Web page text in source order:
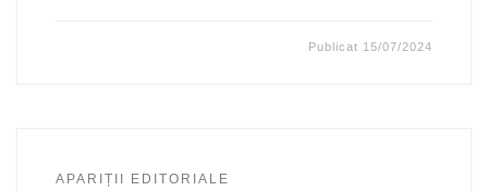
Publicat 15/07/2024
APARIȚII EDITORIALE